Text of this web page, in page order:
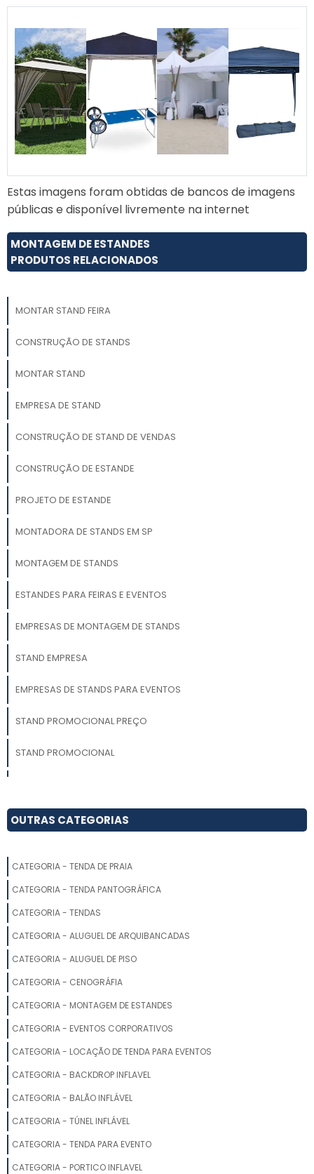
Estas imagens foram obtidas de bancos de imagens
públicas e disponível livremente na internet
MONTAGEM DE ESTANDES
PRODUTOS RELACIONADOS
MONTAR STAND FEIRA
CONSTRUÇÃO DE STANDS
MONTAR STAND
EMPRESA DE STAND
CONSTRUÇÃO DE STAND DE VENDAS
CONSTRUÇÃO DE ESTANDE
PROJETO DE ESTANDE
MONTADORA DE STANDS EM SP
MONTAGEM DE STANDS
ESTANDES PARA FEIRAS E EVENTOS
EMPRESAS DE MONTAGEM DE STANDS
STAND EMPRESA
EMPRESAS DE STANDS PARA EVENTOS
STAND PROMOCIONAL PREÇO
STAND PROMOCIONAL
FORNECEDORES DE STAND PARA EXPOSIÇÕES
ORÇAMENTO STAND FEIRA
MONTAGEM DE STAND PARA FEIRAS
STANDS PARA FEIRAS E EVENTOS
FABRICANTES DE STANDS PARA FEIRAS
MONTAGEM DE ESTANDES
MONTAGEM DE STANDS PARA FEIRAS SP
STAND PARA EVENTO CORPORATIVO
OUTRAS CATEGORIAS
CATEGORIA - TENDA DE PRAIA
CATEGORIA - TENDA PANTOGRÁFICA
CATEGORIA - TENDAS
CATEGORIA - ALUGUEL DE ARQUIBANCADAS
CATEGORIA - ALUGUEL DE PISO
CATEGORIA - CENOGRÁFIA
CATEGORIA - MONTAGEM DE ESTANDES
CATEGORIA - EVENTOS CORPORATIVOS
CATEGORIA - LOCAÇÃO DE TENDA PARA EVENTOS
CATEGORIA - BACKDROP INFLAVEL
CATEGORIA - BALÃO INFLÁVEL
CATEGORIA - TÚNEL INFLÁVEL
CATEGORIA - TENDA PARA EVENTO
CATEGORIA - PORTICO INFLAVEL